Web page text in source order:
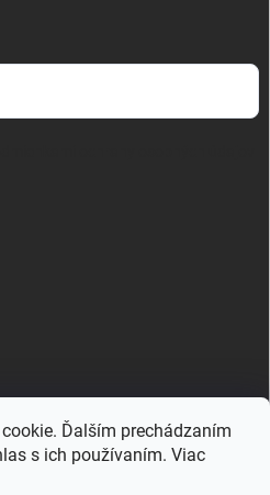
Ďalším prechádzaním
s ich používaním. Viac